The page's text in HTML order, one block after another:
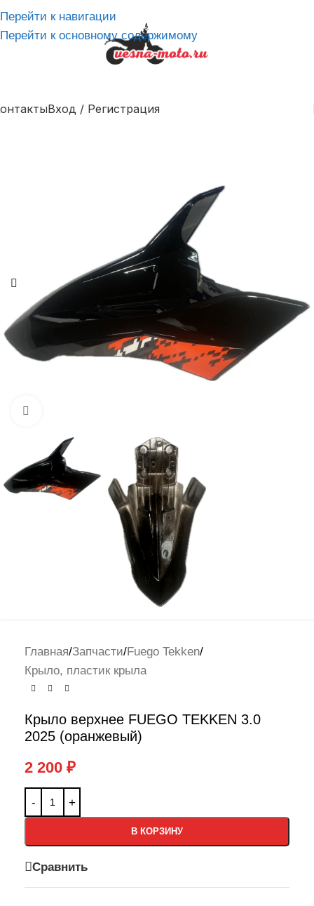
Перейти к навигации
Перейти к основному содержимому
Вход / Регистрация
Главная/Запчасти/Fuego Tekken/
Крыло, пластик крыла
Крыло верхнее FUEGO TEKKEN 3.0
2025 (оранжевый)
2 200 ₽
В КОРЗИНУ
Сравнить